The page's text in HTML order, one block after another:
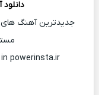
جدیدترین آهنگ های
in powerinsta.ir